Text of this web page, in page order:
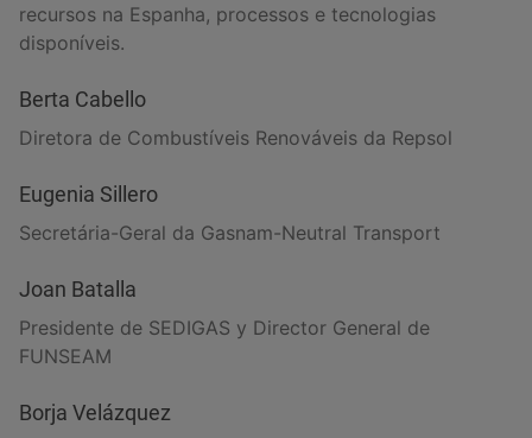
recursos na Espanha, processos e tecnologias
disponíveis.
Berta Cabello
Diretora de Combustíveis Renováveis da Repsol
Eugenia Sillero
Secretária-Geral da Gasnam-Neutral Transport
Joan Batalla
Presidente de SEDIGAS y Director General de
FUNSEAM
Borja Velázquez